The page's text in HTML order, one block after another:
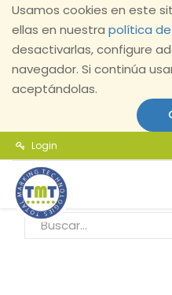
Usamos cookies en este
ellas en nuestra política
desactivarlas, configure
navegador. Si continúa
aceptándolas.
Login